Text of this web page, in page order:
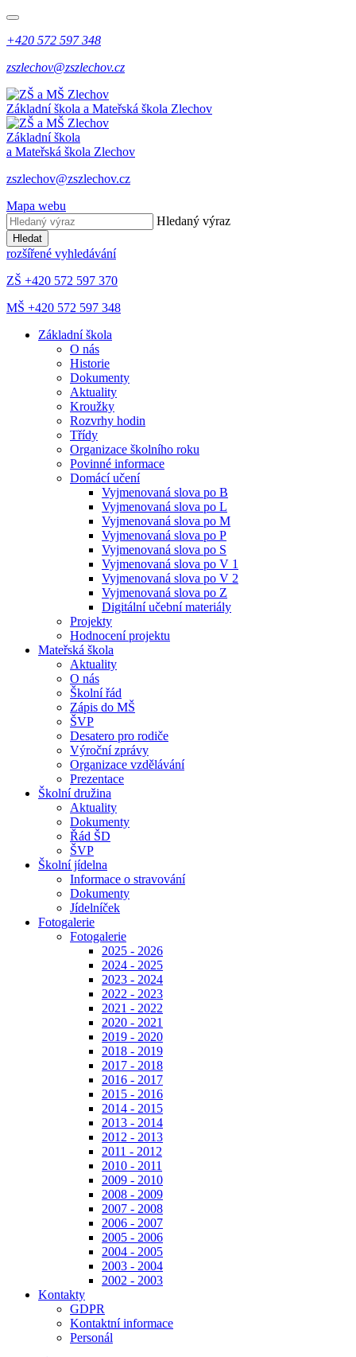
+420 572 597 348
zszlechov@zszlechov.cz
Základní škola a Mateřská škola Zlechov
Základní škola
a Mateřská škola Zlechov
zszlechov@zszlechov.cz
Mapa webu
Hledaný výraz
Hledat
rozšířené vyhledávání
ZŠ +420 572 597 370
MŠ +420 572 597 348
Základní škola
O nás
Historie
Dokumenty
Aktuality
Kroužky
Rozvrhy hodin
Třídy
Organizace školního roku
Povinné informace
Domácí učení
Vyjmenovaná slova po B
Vyjmenovaná slova po L
Vyjmenovaná slova po M
Vyjmenovaná slova po P
Vyjmenovaná slova po S
Vyjmenovaná slova po V 1
Vyjmenovaná slova po V 2
Vyjmenovaná slova po Z
Digitální učební materiály
Projekty
Hodnocení projektu
Mateřská škola
Aktuality
O nás
Školní řád
Zápis do MŠ
ŠVP
Desatero pro rodiče
Výroční zprávy
Organizace vzdělávání
Prezentace
Školní družina
Aktuality
Dokumenty
Řád ŠD
ŠVP
Školní jídelna
Informace o stravování
Dokumenty
Jídelníček
Fotogalerie
Fotogalerie
2025 - 2026
2024 - 2025
2023 - 2024
2022 - 2023
2021 - 2022
2020 - 2021
2019 - 2020
2018 - 2019
2017 - 2018
2016 - 2017
2015 - 2016
2014 - 2015
2013 - 2014
2012 - 2013
2011 - 2012
2010 - 2011
2009 - 2010
2008 - 2009
2007 - 2008
2006 - 2007
2005 - 2006
2004 - 2005
2003 - 2004
2002 - 2003
Kontakty
GDPR
Kontaktní informace
Personál